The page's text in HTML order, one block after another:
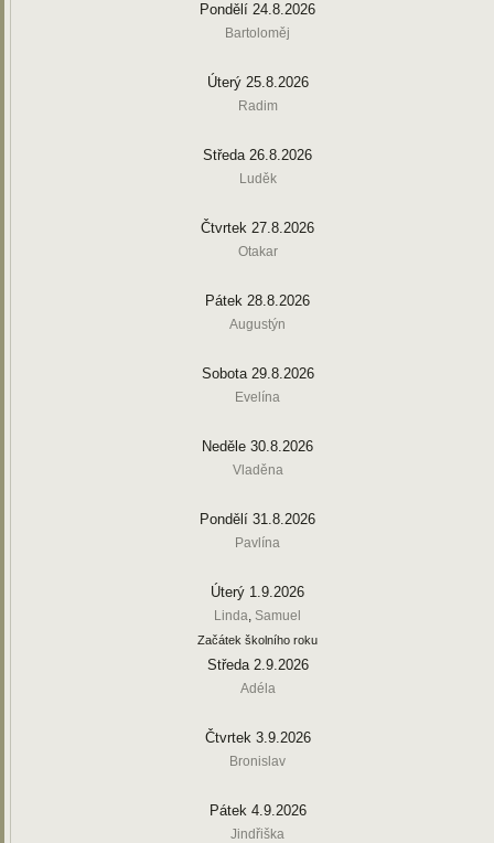
Pondělí 24.8.2026
Bartoloměj
Úterý 25.8.2026
Radim
Středa 26.8.2026
Luděk
Čtvrtek 27.8.2026
Otakar
Pátek 28.8.2026
Augustýn
Sobota 29.8.2026
Evelína
Neděle 30.8.2026
Vladěna
Pondělí 31.8.2026
Pavlína
Úterý 1.9.2026
Linda, Samuel
Začátek školního roku
Středa 2.9.2026
Adéla
Čtvrtek 3.9.2026
Bronislav
Pátek 4.9.2026
Jindřiška